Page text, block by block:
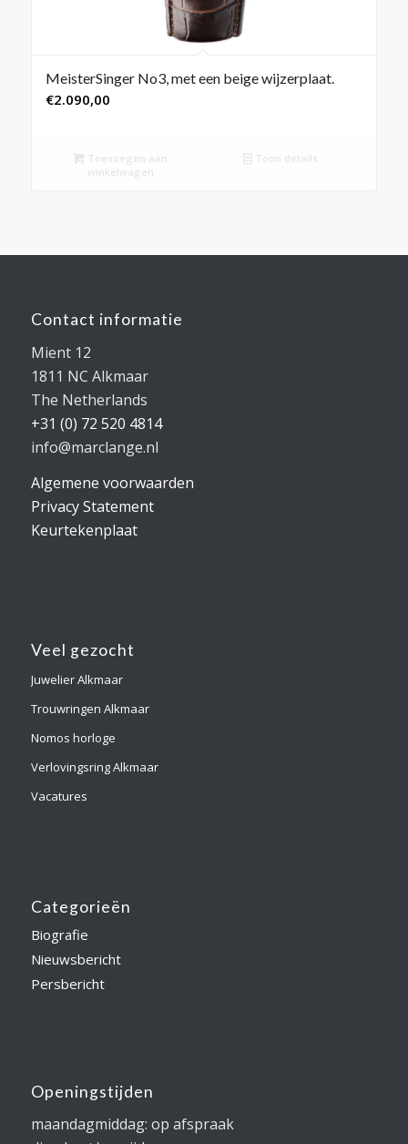
MeisterSinger No3, met een beige wijzerplaat.
€2.090,00
Toevoegen aan
winkelwagen
Toon details
Contact informatie
Mient 12
1811 NC Alkmaar
The Netherlands
+31 (0) 72 520 4814
info@marclange.nl
Algemene voorwaarden
Privacy Statement
Keurtekenplaat
Veel gezocht
Juwelier Alkmaar
Trouwringen Alkmaar
Nomos horloge
Verlovingsring Alkmaar
Vacatures
Categorieën
Biografie
Nieuwsbericht
Persbericht
Openingstijden
maandagmiddag: op afspraak